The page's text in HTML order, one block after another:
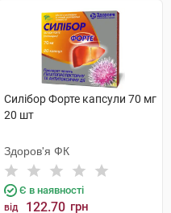
Силібор Форте капсули 70 мг
20 шт
Здоров'я ФК
Є в наявності
від 122.70 грн